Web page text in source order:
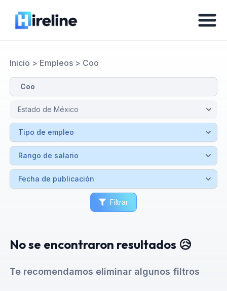
Inicio > Empleos> Coo
Filtrar
No se encontraron resultados 😥
Te recomendamos eliminar algunos filtros